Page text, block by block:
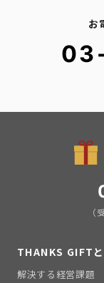
お
THANKS GIFT
解決する経営課題